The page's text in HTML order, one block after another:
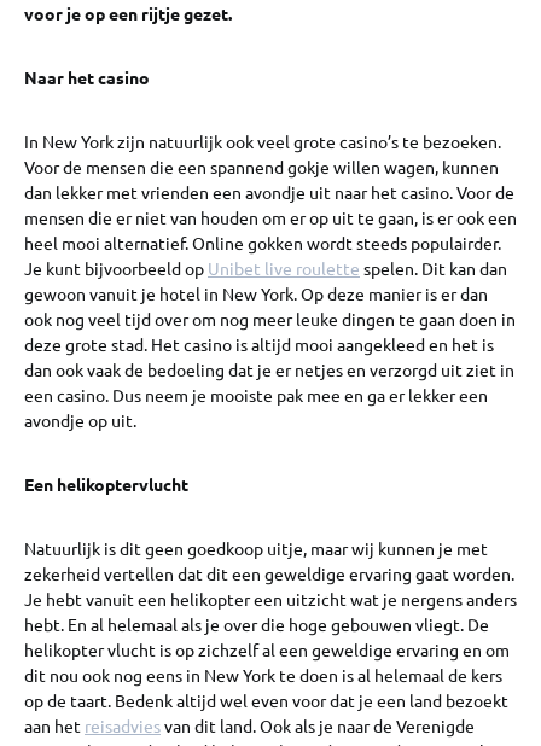
voor je op een rijtje gezet.
Naar het casino
In New York zijn natuurlijk ook veel grote casino’s te bezoeken.
Voor de mensen die een spannend gokje willen wagen, kunnen
dan lekker met vrienden een avondje uit naar het casino. Voor de
mensen die er niet van houden om er op uit te gaan, is er ook een
heel mooi alternatief. Online gokken wordt steeds populairder.
Je kunt bijvoorbeeld op Unibet live roulette spelen. Dit kan dan
gewoon vanuit je hotel in New York. Op deze manier is er dan
ook nog veel tijd over om nog meer leuke dingen te gaan doen in
deze grote stad. Het casino is altijd mooi aangekleed en het is
dan ook vaak de bedoeling dat je er netjes en verzorgd uit ziet in
een casino. Dus neem je mooiste pak mee en ga er lekker een
avondje op uit.
Een helikoptervlucht
Natuurlijk is dit geen goedkoop uitje, maar wij kunnen je met
zekerheid vertellen dat dit een geweldige ervaring gaat worden.
Je hebt vanuit een helikopter een uitzicht wat je nergens anders
hebt. En al helemaal als je over die hoge gebouwen vliegt. De
helikopter vlucht is op zichzelf al een geweldige ervaring en om
dit nou ook nog eens in New York te doen is al helemaal de kers
op de taart. Bedenk altijd wel even voor dat je een land bezoekt
aan het reisadviesvan dit land. Ook als je naar de Verenigde